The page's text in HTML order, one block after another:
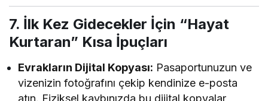
7. İlk Kez Gidecekler İçin “Hayat
Kurtaran” Kısa İpuçları
Evrakların Dijital Kopyası: Pasaportunuzun ve
vizenizin fotoğrafını çekip kendinize e-posta
atın. Fiziksel kaybınızda bu dijital kopyalar